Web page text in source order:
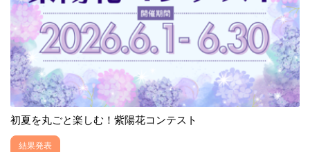
初夏を丸ごと楽しむ！紫陽花コンテスト
結果発表